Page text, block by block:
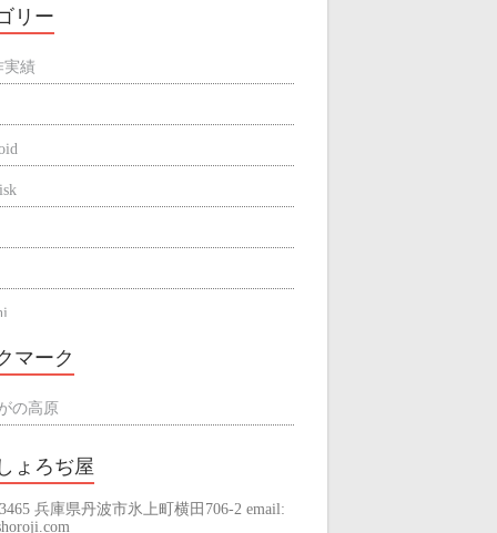
リー
実績
マーク
の高原
ょろぢ屋
兵庫県丹波市氷上町横田706-2 email: